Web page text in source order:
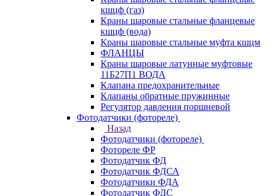
кшцф (газ)
Краны шаровые стальные фланцевые
кшцф (вода)
Краны шаровые стальные муфта кшцм
ФЛАНЦЫ
Краны шаровые латунные муфтовые
11Б27П1 ВОДА
Клапана предохранительные
Клапаны обратные пружинные
Регулятор давления поршневой
Фотодатчики (фотореле)
Назад
Фотодатчики (фотореле)
Фотореле ФР
Фотодатчик ФД
Фотодатчик ФДСА
Фотодатчики ФДА
Фотодатчик ФДС